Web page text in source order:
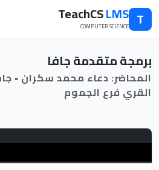
T
TeachCSLMS
COMPUTER SCIENCE
برمجة متقدمة جافا
المحاضر: دعاء محمد سكران •
القري فرع الجموم